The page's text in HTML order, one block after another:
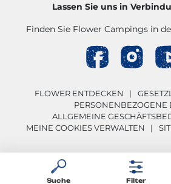
Suche Filter
Lassen Sie uns in
Finden Sie Flower Campings in
FLOWER ENTDECKEN
PERSONENBEZOGENE
ALLGEMEINE
MEINE COOKIES VERWALTEN